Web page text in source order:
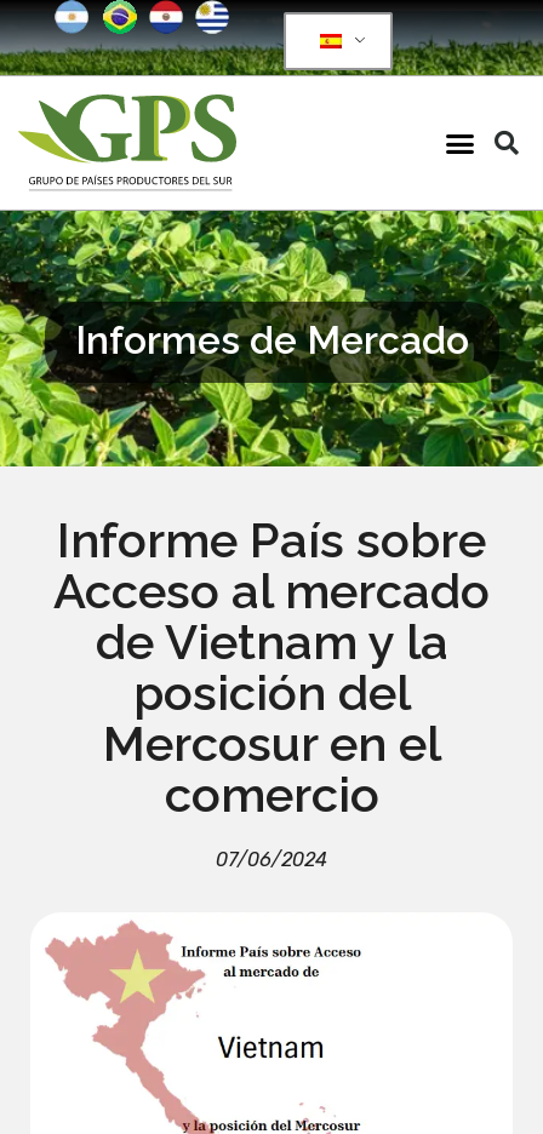
Informes de Mercado
Informe País sobre
Acceso al mercado
de Vietnam y la
posición del
Mercosur en el
comercio
07/06/2024